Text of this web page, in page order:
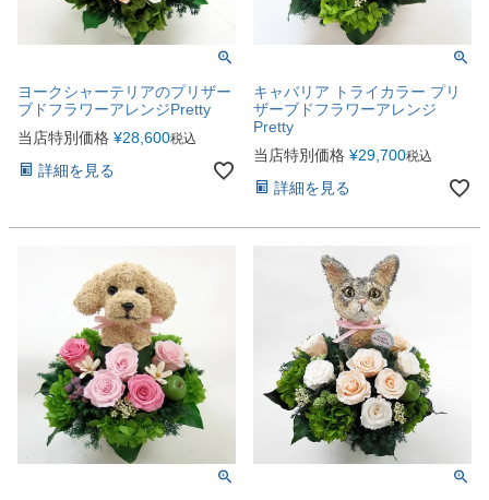
ヨークシャーテリアのプリザー
ブドフラワーアレンジPretty
当店特別価格 ¥28,600税込
詳細を見る
キャバリア トライカラー プリ
ザーブドフラワーアレンジ
Pretty
当店特別価格 ¥29,700税込
詳細を見る